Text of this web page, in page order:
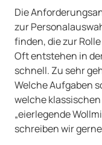
Die
zur
finden, die zur
Oft entstehen in
schnell. Zu sehr
Welche Aufgaben
welche
„eierlegende
schreiben wir